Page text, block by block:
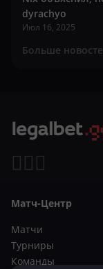
dyrachyo
Июл 16, 2025
Больше
Матч-Центр
Матчи
Турниры
Команды